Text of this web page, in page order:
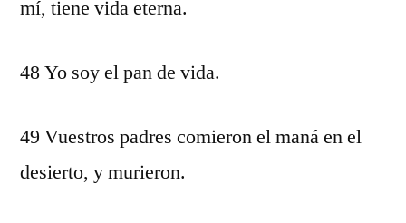
mí, tiene vida eterna.
48 Yo soy el pan de vida.
49 Vuestros padres comieron el maná en el
desierto, y murieron.